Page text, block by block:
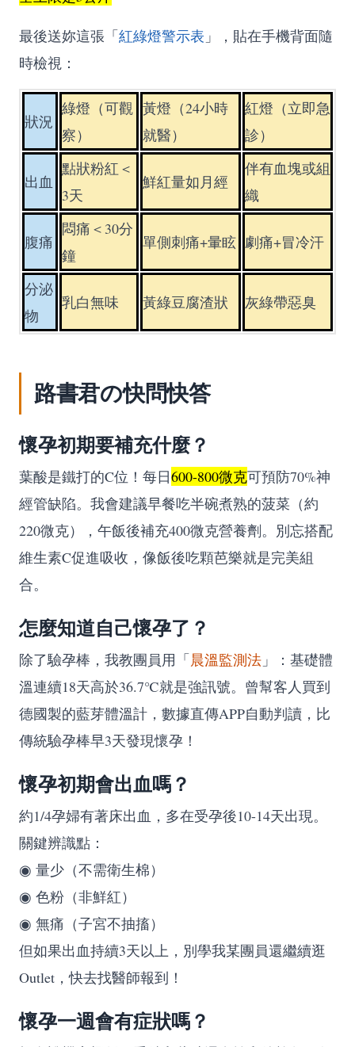
最後送妳這張「紅綠燈警示表 」，貼在手機背面隨
時檢視：
狀況
綠燈（可觀
察）
黃燈（24小時
就醫）
紅燈（立即急
診）
出血
點狀粉紅＜
3天
鮮紅量如月經
伴有血塊或組
織
腹痛
悶痛＜30分
鐘
單側刺痛+暈眩 劇痛+冒冷汗
分泌
物
乳白無味 黃綠豆腐渣狀 灰綠帶惡臭
路書君の快問快答
懷孕初期要補充什麼？
葉酸是鐵打的C位！每日600-800微克可預防70%神
經管缺陷。我會建議早餐吃半碗煮熟的菠菜（約
220微克），午飯後補充400微克營養劑。別忘搭配
維生素C促進吸收，像飯後吃顆芭樂就是完美組
合。
怎麼知道自己懷孕了？
除了驗孕棒，我教團員用「晨溫監測法 」：基礎體
溫連續18天高於36.7℃就是強訊號。曾幫客人買到
德國製的藍芽體溫計，數據直傳APP自動判讀，比
傳統驗孕棒早3天發現懷孕！
懷孕初期會出血嗎？
約1/4孕婦有著床出血，多在受孕後10-14天出現。
關鍵辨識點：
◉ 量少（不需衛生棉）
◉ 色粉（非鮮紅）
◉ 無痛（子宮不抽搐）
但如果出血持續3天以上，別學我某團員還繼續逛
Outlet，快去找醫師報到！
懷孕一週會有症狀嗎？